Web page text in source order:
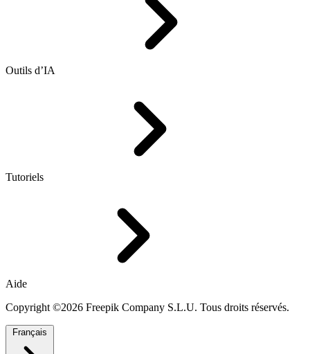
Outils d’IA
Tutoriels
Aide
Copyright ©2026 Freepik Company S.L.U. Tous droits réservés.
Français